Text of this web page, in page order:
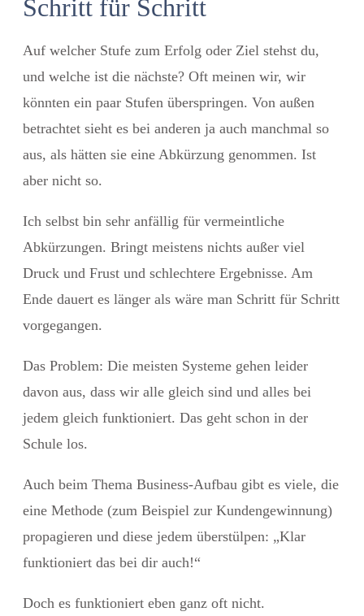
Schritt für Schritt
Auf welcher Stufe zum Erfolg oder Ziel stehst du,
und welche ist die nächste? Oft meinen wir, wir
könnten ein paar Stufen überspringen. Von außen
betrachtet sieht es bei anderen ja auch manchmal so
aus, als hätten sie eine Abkürzung genommen. Ist
aber nicht so.
Ich selbst bin sehr anfällig für vermeintliche
Abkürzungen. Bringt meistens nichts außer viel
Druck und Frust und schlechtere Ergebnisse. Am
Ende dauert es länger als wäre man Schritt für Schritt
vorgegangen.
Das Problem: Die meisten Systeme gehen leider
davon aus, dass wir alle gleich sind und alles bei
jedem gleich funktioniert. Das geht schon in der
Schule los.
Auch beim Thema Business-Aufbau gibt es viele, die
eine Methode (zum Beispiel zur Kundengewinnung)
propagieren und diese jedem überstülpen: „Klar
funktioniert das bei dir auch!“
Doch es funktioniert eben ganz oft nicht.